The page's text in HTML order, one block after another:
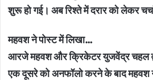
शुरू हो गई। अब रिश्ते में दरार को लेकर
महवश ने पोस्ट में लिखा…
आरजे महवश और क्रिकेटर युजवेंद्र चहल
एक दूसरे को अनफॉलो करने के बाद महवश